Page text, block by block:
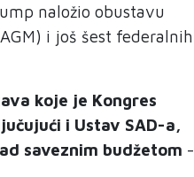
naložio obustavu
i još šest federalnih
koje je Kongres
i Ustav SAD-a,
saveznim budžetom -